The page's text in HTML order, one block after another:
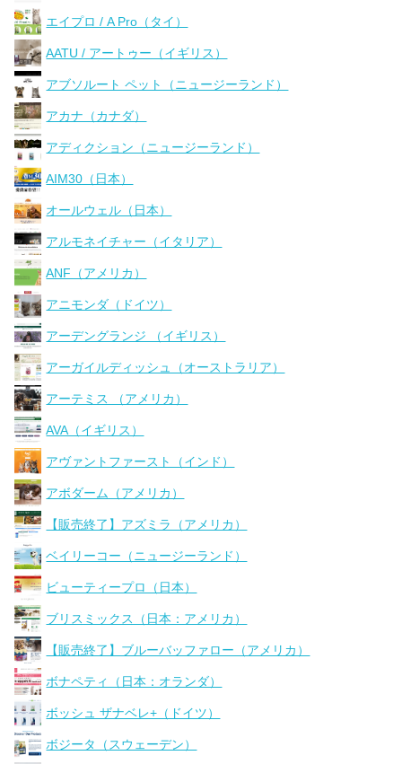
エイプロ / A Pro（タイ）
AATU / アートゥー（イギリス）
アブソルート ペット（ニュージーランド）
アカナ（カナダ）
アディクション（ニュージーランド）
AIM30（日本）
オールウェル（日本）
アルモネイチャー（イタリア）
ANF（アメリカ）
アニモンダ（ドイツ）
アーデングランジ （イギリス）
アーガイルディッシュ（オーストラリア）
アーテミス （アメリカ）
AVA（イギリス）
アヴァントファースト（インド）
アボダーム（アメリカ）
【販売終了】アズミラ（アメリカ）
ベイリーコー（ニュージーランド）
ビューティープロ（日本）
ブリスミックス（日本：アメリカ）
【販売終了】ブルーバッファロー（アメリカ）
ボナペティ（日本：オランダ）
ボッシュ ザナベレ+（ドイツ）
ボジータ（スウェーデン）